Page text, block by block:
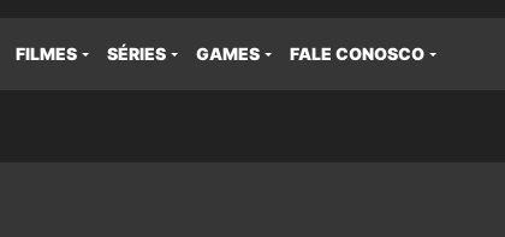
FILMES SÉRIES GAMES FALE CONOSCO